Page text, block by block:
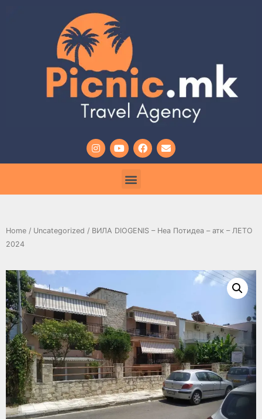
Home / Uncategorized / ВИЛА DIOGENIS – Неа Потидеа – атк – ЛЕТО
2024